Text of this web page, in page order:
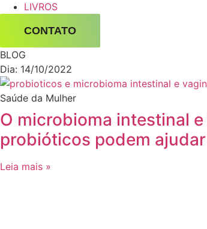
LIVROS
CONTATO
BLOG
Dia: 14/10/2022
Saúde da Mulher
O microbioma intestinal
probióticos podem
Leia mais »